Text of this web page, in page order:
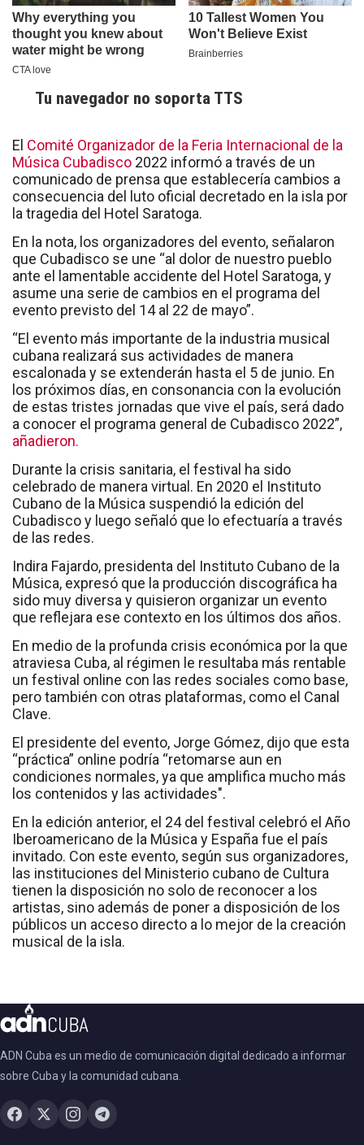
Tu navegador no soporta TTS
El Comité Organizador de la Feria Internacional de la
Música Cubadisco 2022 informó a través de un
comunicado de prensa que establecería cambios a
consecuencia del luto oficial decretado en la isla por
la tragedia del Hotel Saratoga.
En la nota, los organizadores del evento, señalaron
que Cubadisco se une “al dolor de nuestro pueblo
ante el lamentable accidente del Hotel Saratoga, y
asume una serie de cambios en el programa del
evento previsto del 14 al 22 de mayo”.
“El evento más importante de la industria musical
cubana realizará sus actividades de manera
escalonada y se extenderán hasta el 5 de junio. En
los próximos días, en consonancia con la evolución
de estas tristes jornadas que vive el país, será dado
a conocer el programa general de Cubadisco 2022”,
añadieron.
Durante la crisis sanitaria, el festival ha sido
celebrado de manera virtual. En 2020 el Instituto
Cubano de la Música suspendió la edición del
Cubadisco y luego señaló que lo efectuaría a través
de las redes.
Indira Fajardo, presidenta del Instituto Cubano de la
Música, expresó que la producción discográfica ha
sido muy diversa y quisieron organizar un evento
que reflejara ese contexto en los últimos dos años.
En medio de la profunda crisis económica por la que
atraviesa Cuba, al régimen le resultaba más rentable
un festival online con las redes sociales como base,
pero también con otras plataformas, como el Canal
Clave.
El presidente del evento, Jorge Gómez, dijo que esta
“práctica” online podría “retomarse aun en
condiciones normales, ya que amplifica mucho más
los contenidos y las actividades".
En la edición anterior, el 24 del festival celebró el Año
Iberoamericano de la Música y España fue el país
invitado. Con este evento, según sus organizadores,
las instituciones del Ministerio cubano de Cultura
tienen la disposición no solo de reconocer a los
artistas, sino además de poner a disposición de los
públicos un acceso directo a lo mejor de la creación
musical de la isla.
ADN Cuba es un medio de comunicación digital dedicado a informar
sobre Cuba y la comunidad cubana.